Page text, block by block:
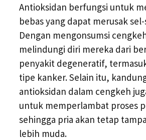
Antioksidan berfungsi untuk
bebas yang dapat merusak
Dengan mengonsumsi
melindungi diri mereka dari
penyakit degeneratif,
tipe kanker. Selain itu,
antioksidan dalam cengkeh
untuk memperlambat proses
sehingga pria akan tetap
lebih muda.